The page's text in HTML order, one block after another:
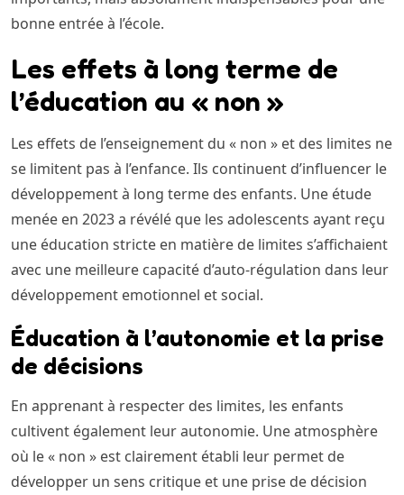
bonne entrée à l’école.
Les effets à long terme de
l’éducation au « non »
Les effets de l’enseignement du « non » et des limites ne
se limitent pas à l’enfance. Ils continuent d’influencer le
développement à long terme des enfants. Une étude
menée en 2023 a révélé que les adolescents ayant reçu
une éducation stricte en matière de limites s’affichaient
avec une meilleure capacité d’auto-régulation dans leur
développement emotionnel et social.
Éducation à l’autonomie et la prise
de décisions
En apprenant à respecter des limites, les enfants
cultivent également leur autonomie. Une atmosphère
où le « non » est clairement établi leur permet de
développer un sens critique et une prise de décision